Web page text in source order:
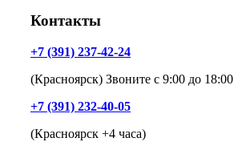
Контакты
+7 (391) 237-42-24
(Красноярск) Звоните с 9:00 до 18:00
+7 (391) 232-40-05
(Красноярск +4 часа)